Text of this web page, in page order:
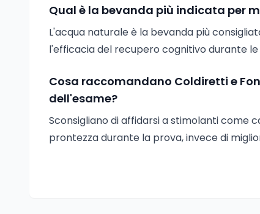
Qual è la bevanda più indicata per
L'acqua naturale è la bevanda più
l'efficacia del recupero cognitivo durante le
Cosa raccomandano Coldiretti e
dell'esame?
Sconsigliano di affidarsi a stimolanti come
prontezza durante la prova, invece di